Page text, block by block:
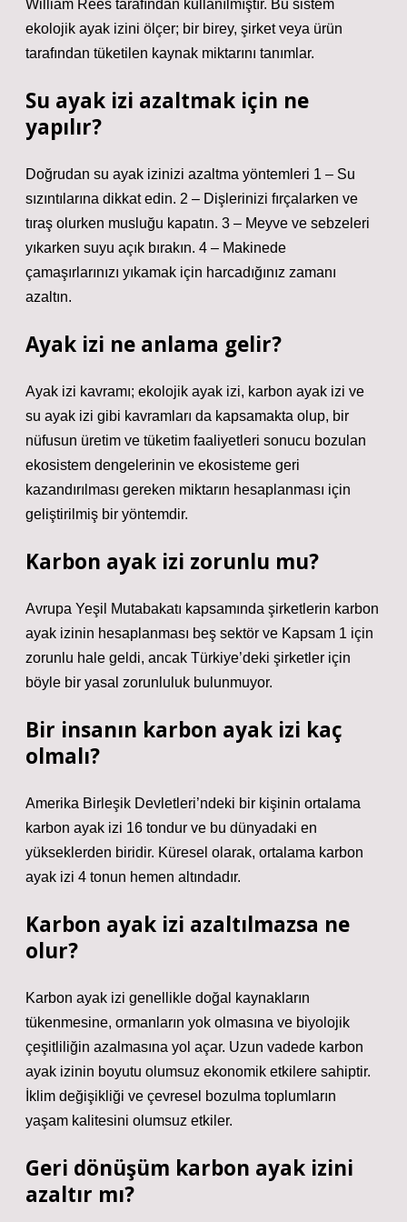
William Rees tarafından kullanılmıştır. Bu sistem
ekolojik ayak izini ölçer; bir birey, şirket veya ürün
tarafından tüketilen kaynak miktarını tanımlar.
Su ayak izi azaltmak için ne
yapılır?
Doğrudan su ayak izinizi azaltma yöntemleri 1 – Su
sızıntılarına dikkat edin. 2 – Dişlerinizi fırçalarken ve
tıraş olurken musluğu kapatın. 3 – Meyve ve sebzeleri
yıkarken suyu açık bırakın. 4 – Makinede
çamaşırlarınızı yıkamak için harcadığınız zamanı
azaltın.
Ayak izi ne anlama gelir?
Ayak izi kavramı; ekolojik ayak izi, karbon ayak izi ve
su ayak izi gibi kavramları da kapsamakta olup, bir
nüfusun üretim ve tüketim faaliyetleri sonucu bozulan
ekosistem dengelerinin ve ekosisteme geri
kazandırılması gereken miktarın hesaplanması için
geliştirilmiş bir yöntemdir.
Karbon ayak izi zorunlu mu?
Avrupa Yeşil Mutabakatı kapsamında şirketlerin karbon
ayak izinin hesaplanması beş sektör ve Kapsam 1 için
zorunlu hale geldi, ancak Türkiye’deki şirketler için
böyle bir yasal zorunluluk bulunmuyor.
Bir insanın karbon ayak izi kaç
olmalı?
Amerika Birleşik Devletleri’ndeki bir kişinin ortalama
karbon ayak izi 16 tondur ve bu dünyadaki en
yükseklerden biridir. Küresel olarak, ortalama karbon
ayak izi 4 tonun hemen altındadır.
Karbon ayak izi azaltılmazsa ne
olur?
Karbon ayak izi genellikle doğal kaynakların
tükenmesine, ormanların yok olmasına ve biyolojik
çeşitliliğin azalmasına yol açar. Uzun vadede karbon
ayak izinin boyutu olumsuz ekonomik etkilere sahiptir.
İklim değişikliği ve çevresel bozulma toplumların
yaşam kalitesini olumsuz etkiler.
Geri dönüşüm karbon ayak izini
azaltır mı?